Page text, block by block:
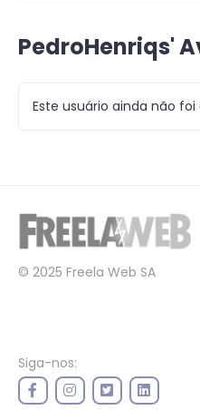
PedroHenriqs'
Este usuário ainda não foi
© 2025 Freela Web SA
Siga-nos: